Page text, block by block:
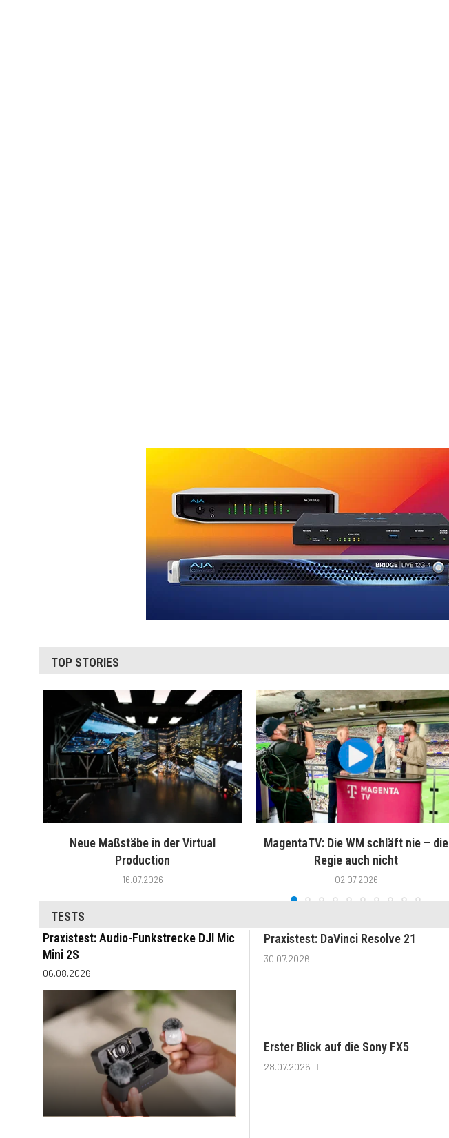
TOP STORIES
Neue Maßstäbe in der Virtual
Production
16.07.2026
MagentaTV: Die WM schläft nie – die
Regie auch nicht
02.07.2026
TESTS
Praxistest: Audio-Funkstrecke DJI Mic
Mini 2S
06.08.2026
Praxistest: DaVinci Resolve 21
30.07.2026
Erster Blick auf die Sony FX5
28.07.2026